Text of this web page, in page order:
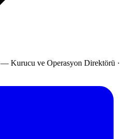
— Kurucu ve Operasyon Direktörü ·